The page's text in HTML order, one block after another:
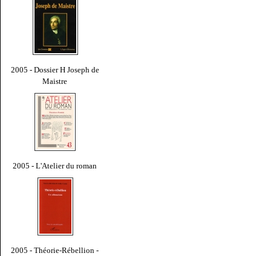
2005 - Dossier H Joseph de
Maistre
2005 - L'Atelier du roman
2005 - Théorie-Rébellion -